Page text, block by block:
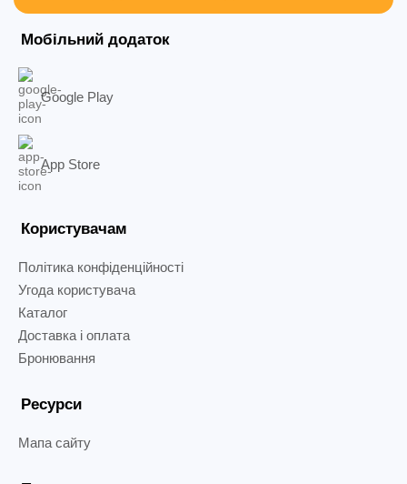
Мобільний додаток
Google Play
App Store
Користувачам
Політика конфіденційності
Угода користувача
Каталог
Доставка і оплата
Бронювання
Ресурси
Мапа сайту